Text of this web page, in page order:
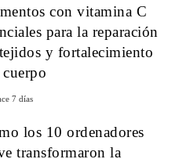
con vitamina C
para la reparación
y fortalecimiento
7 días
los 10 ordenadores
transformaron la